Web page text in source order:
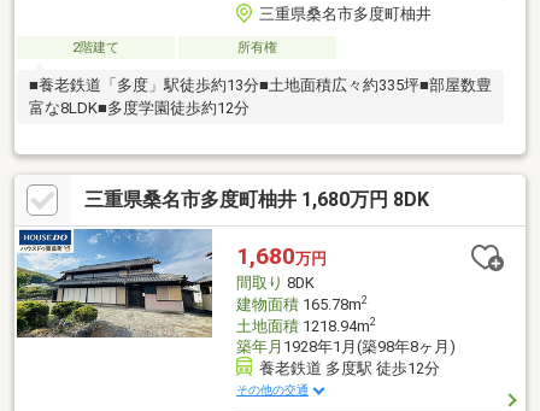
三重県桑名市多度町柚井
2階建て 所有権
■養老鉄道「多度」駅徒歩約13分■土地面積広々約335坪■部屋数豊
富な8LDK■多度学園徒歩約12分
三重県桑名市多度町柚井 1,680万円 8DK
1,680万円
間取り 8DK
建物面積165.78m2
土地面積1218.94m2
築年月 1928年1月(築98年8ヶ月)
養老鉄道 多度駅 徒歩12分
その他の交通